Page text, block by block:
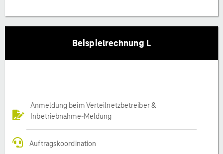
Beispielrechnung L
Anmeldung beim Verteilnetzbetreiber &
Inbetriebnahme-Meldung
Auftragskoordination